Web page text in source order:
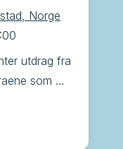
Norge
utdrag fra
som